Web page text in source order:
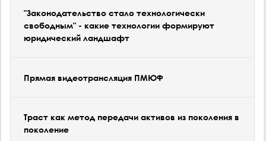
"Законодательство стало технологически
свободным" - какие технологии формируют
юридический ландшафт
Прямая видеотрансляция ПМЮФ
Траст как метод передачи активов из поколения в
поколение